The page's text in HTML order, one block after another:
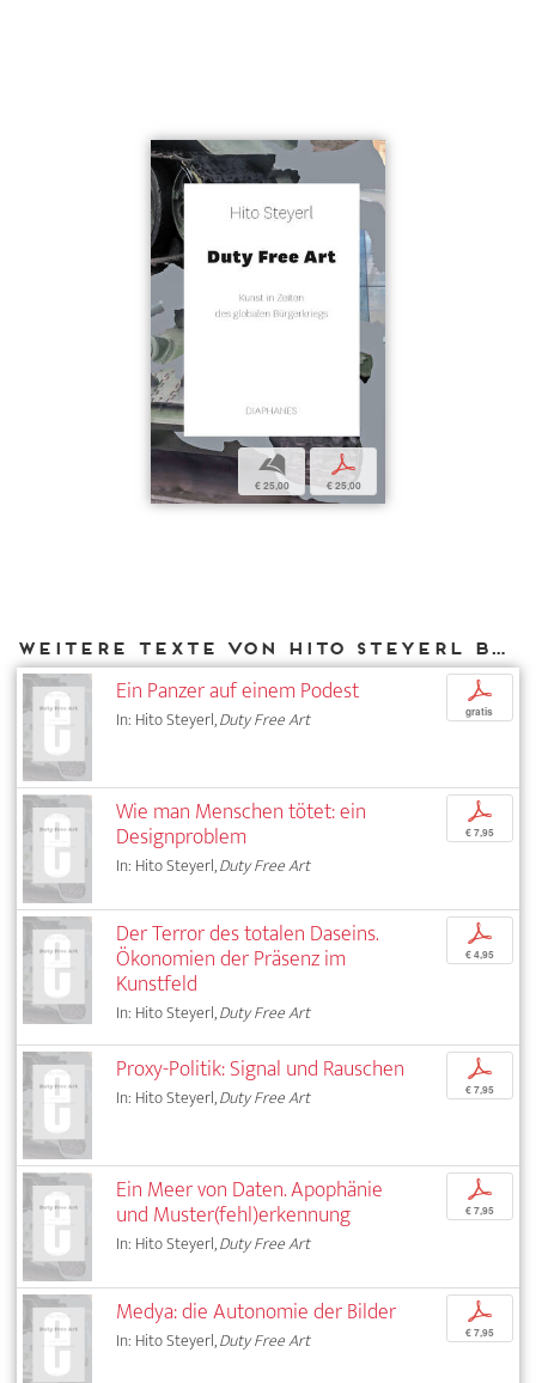
b
€ 25,00
p
€ 25,00
Weitere Texte von Hito Steyerl bei DIAPHANES
Ein Panzer auf einem Podest
In: Hito Steyerl,Duty Free Art
p
gratis
Wie man Menschen tötet: ein
Designproblem
In: Hito Steyerl,Duty Free Art
p
€ 7,95
Der Terror des totalen Daseins.
Ökonomien der Präsenz im
Kunstfeld
In: Hito Steyerl,Duty Free Art
p
€ 4,95
Proxy-Politik: Signal und Rauschen
In: Hito Steyerl,Duty Free Art
p
€ 7,95
Ein Meer von Daten. Apophänie
und Muster(fehl)erkennung
In: Hito Steyerl,Duty Free Art
p
€ 7,95
Medya: die Autonomie der Bilder
In: Hito Steyerl,Duty Free Art
p
€ 7,95